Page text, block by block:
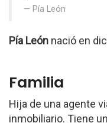
Pía León
Pía León nació en
Familia
Hija de una agente
inmobiliario. Tiene